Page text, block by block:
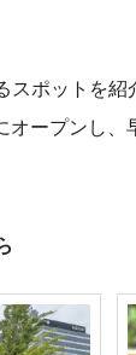
スポットを紹
オープンし、